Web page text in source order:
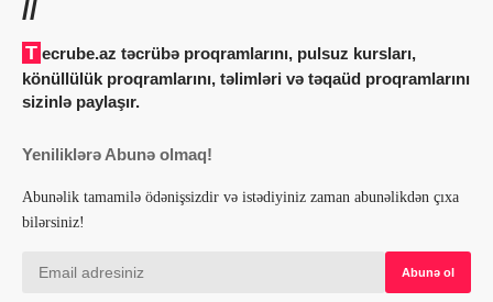
//
Tecrube.az təcrübə proqramlarını, pulsuz kursları,
könüllülük proqramlarını, təlimləri və təqaüd proqramlarını
sizinlə paylaşır.
Yeniliklərə Abunə olmaq!
Abunəlik tamamilə ödənişsizdir və istədiyiniz zaman abunəlikdən çıxa
bilərsiniz!